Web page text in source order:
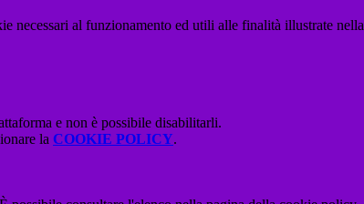
necessari al funzionamento ed utili alle finalità illustrate nella
e non è possibile disabilitarli.
la COOKIE POLICY.